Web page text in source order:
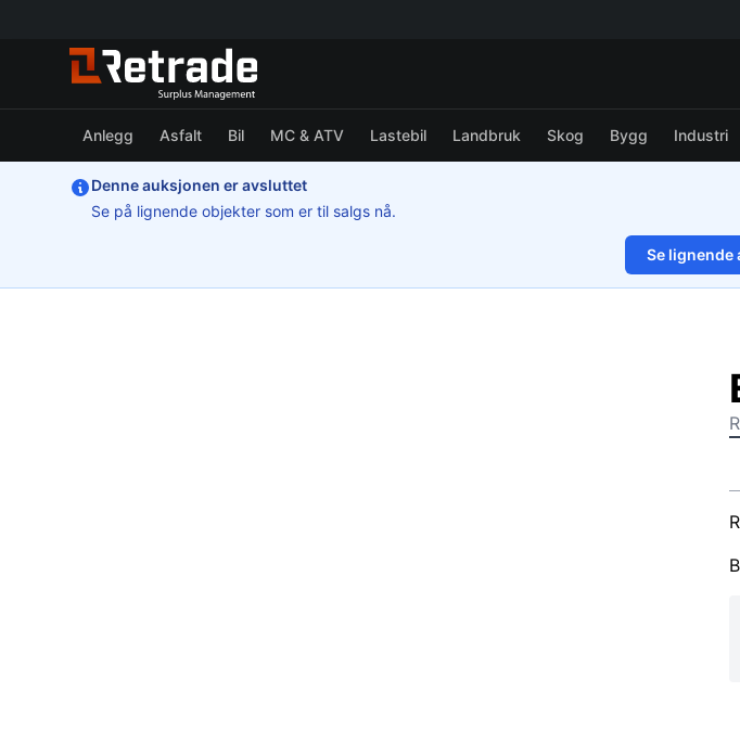
Anlegg Asfalt Bil MC & ATV Lastebil Landbruk Skog Bygg Industri
Denne auksjonen er avsluttet
Se på lignende objekter som er til salgs nå.
Se lignende
1/12